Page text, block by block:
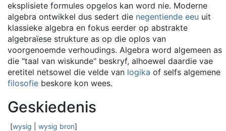
eksplisiete formules opgelos kan word nie. Moderne
algebra ontwikkel dus sedert die negentiende eeu uit
klassieke algebra en fokus eerder op abstrakte
algebraïese strukture as op die oplos van
voorgenoemde verhoudings. Algebra word algemeen as
die "taal van wiskunde" beskryf, alhoewel daardie vae
eretitel netsowel die velde van logika of selfs algemene
filosofie beskore kon wees.
Geskiedenis
[wysig wysig bron]